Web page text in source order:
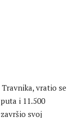
vratio se
i 11.500
svoj